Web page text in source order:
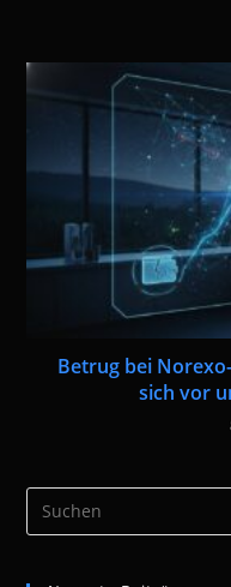
Betrug bei
sich vor